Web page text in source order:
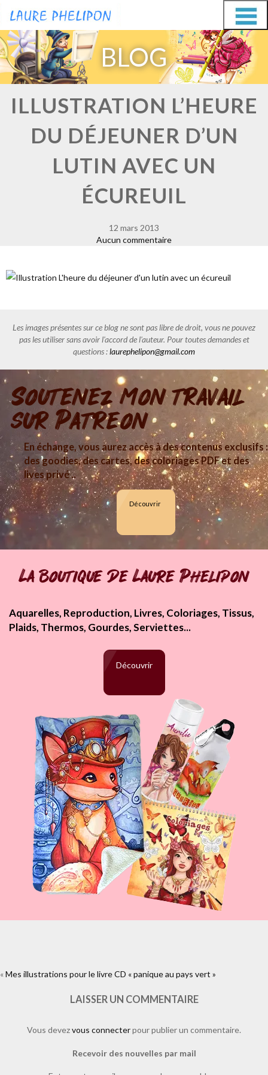
Aller
au
contenu
Aller
au
contenu
BLOG
ILLUSTRATION L’HEURE
DU DÉJEUNER D’UN
LUTIN AVEC UN
ÉCUREUIL
12 mars 2013
Aucun commentaire
Les images présentes sur ce blog ne sont pas libre de droit, vous ne pouvez
pas les utiliser sans avoir l'accord de l'auteur. Pour toutes demandes et
questions :laurephelipon@gmail.com
Soutenez mon travail
sur Patreon
En échange, vous aurez accès à des contenus exclusifs :
des goodies, des cartes, des coloriages PDF et des
lives privé ..
Découvrir
La boutique de Laure Phelipon
Aquarelles, Reproduction, Livres, Coloriages, Tissus,
Plaids, Thermos, Gourdes, Serviettes...
Découvrir
https://www.facebook.com/plugins/like.php?
illustrations.com%2F2013%2F03%2Fmes-illustrations-pour-le-livre-cd-
«Mes illustrations pour le livre CD « panique au pays vert »
LAISSER UN COMMENTAIRE
Vous devezvous connecterpour publier un commentaire.
Recevoir des nouvelles par mail